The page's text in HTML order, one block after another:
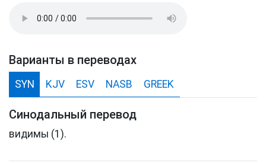
Варианты в переводах
SYN KJV ESV NASB GREEK
Синодальный перевод
видимы (1).